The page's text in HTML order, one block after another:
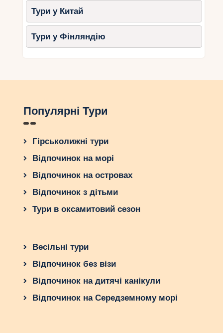
Тури у Китай
Тури у Фінляндію
Популярні Тури
Гірськолижні тури
Відпочинок на морі
Відпочинок на островах
Відпочинок з дітьми
Тури в оксамитовий сезон
Весільні тури
Відпочинок без візи
Відпочинок на дитячі канікули
Відпочинок на Середземному морі